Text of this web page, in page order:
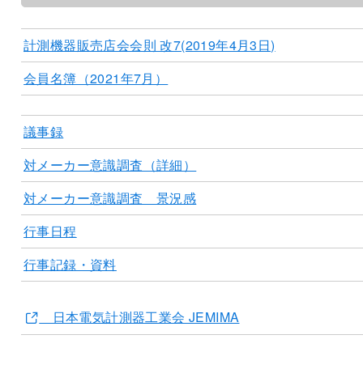
計測機器販売店会会則 改7(2019年4月3日)
会員名簿（2021年7月）
議事録
対メーカー意識調査（詳細）
対メーカー意識調査 景況感
行事日程
行事記録・資料
日本電気計測器工業会 JEMIMA